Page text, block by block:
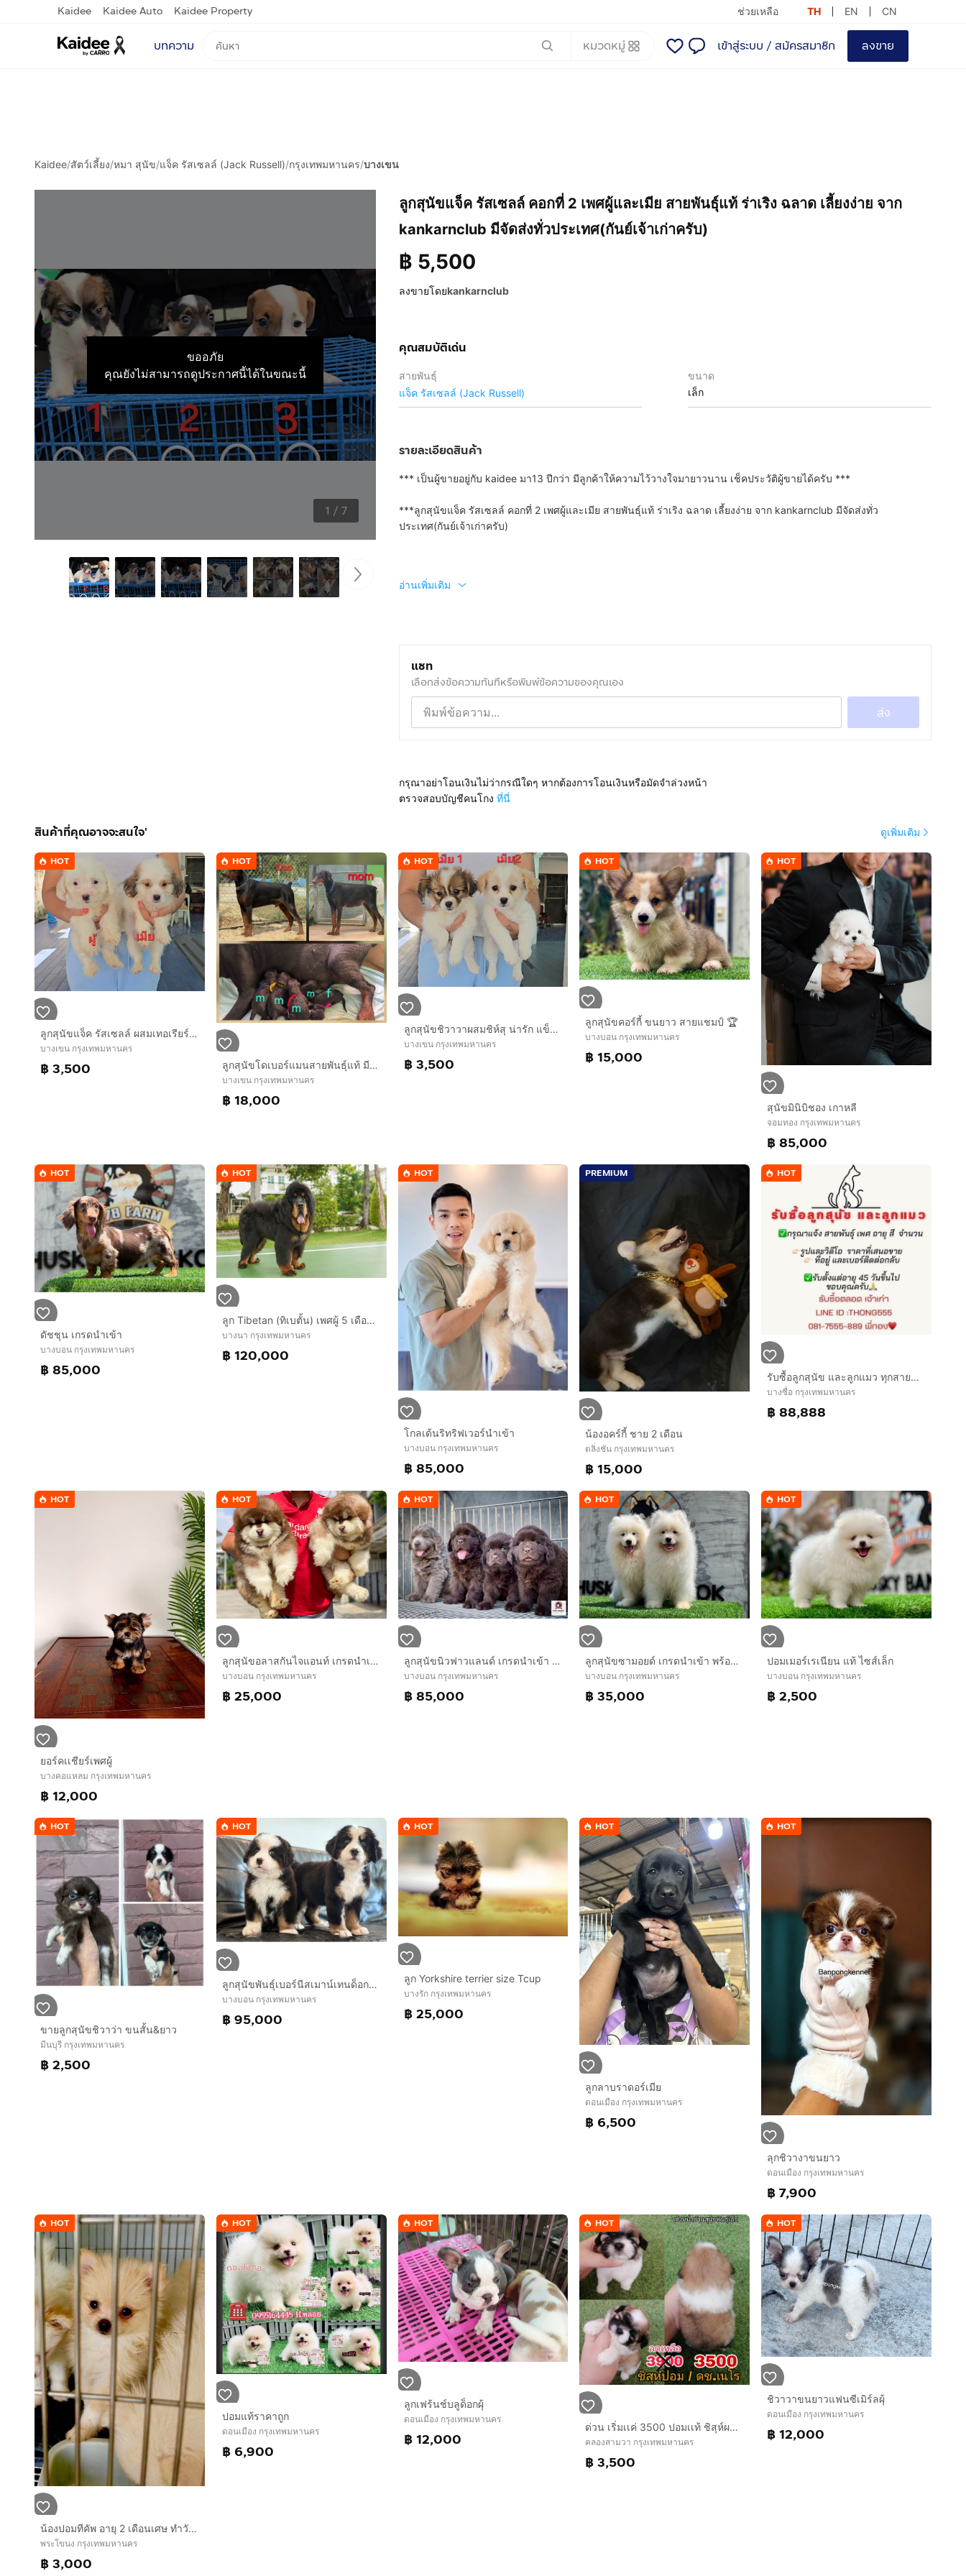
Kaidee Kaidee Auto Kaidee Property ช่วยเหลือ TH EN CN
บทความ หมวดหมู่ เข้าสู่ระบบ / สมัครสมาชิก ลงขาย
Kaidee/สัตว์เลี้ยง/หมา สุนัข/แจ็ค รัสเซลล์ (Jack Russell)/กรุงเทพมหานคร/บางเขน
ขออภัย
คุณยังไม่สามารถดูประกาศนี้ได้ในขณะนี้
1 / 7
ลูกสุนัขแจ็ค รัสเซลล์ คอกที่ 2 เพศผู้และเมีย สายพันธุ์แท้ ร่าเริง ฉลาด เลี้ยงง่าย จาก
kankarnclub มีจัดส่งทั่วประเทศ(กันย์เจ้าเก่าครับ)
฿ 5,500
ลงขายโดยkankarnclub
คุณสมบัติเด่น
สายพันธุ์
แจ็ค รัสเซลล์ (Jack Russell)
ขนาด
เล็ก
รายละเอียดสินค้า
*** เป็นผู้ขายอยู่กับ kaidee มา13 ปีกว่า มีลูกค้าให้ความไว้วางใจมายาวนาน เช็คประวัติผู้ขายได้ครับ ***
***ลูกสุนัขแจ็ค รัสเซลล์ คอกที่ 2 เพศผู้และเมีย สายพันธุ์แท้ ร่าเริง ฉลาด เลี้ยงง่าย จาก kankarnclub มีจัดส่งทั่ว
ประเทศ(กันย์เจ้าเก่าครับ)
อ่านเพิ่มเติม
แชท
เลือกส่งข้อความทันทีหรือพิมพ์ข้อความของคุณเอง
ส่ง
กรุณาอย่าโอนเงินไม่ว่ากรณีใดๆ หากต้องการโอนเงินหรือมัดจำล่วงหน้า
ตรวจสอบบัญชีคนโกง ที่นี่
สินค้าที่คุณอาจจะสนใจ' ดูเพิ่มเติม
HOT
ลูกสุนัขแจ็ค รัสเซลล์ ผสมเทอเรียร์ น่ารัก แข็งแรง เล่นเก่ง จาก kankarnclub มีบริการจัดส่งทั่วประเทศ(กันย์เจ้าเก่าครับ)
บางเขน กรุงเทพมหานคร
฿ 3,500
HOT
ลูกสุนัขโดเบอร์แมนสายพันธุ์แท้ มีใบเพ็ดดีกรี จาก kankarnclub มีจัดส่งทั่วประเทศ(กันย์เจ้าเก่าครับ)
บางเขน กรุงเทพมหานคร
฿ 18,000
HOT
ลูกสุนัขชิวาวาผสมชิห์สุ น่ารัก แข็งแรง ปลอดภัย จาก kankarnclub มีบริการจัดส่งทั่วประเทศ(กันย์เจ้าเก่าครับ)
บางเขน กรุงเทพมหานคร
฿ 3,500
HOT
ลูกสุนัขคอร์กี้ ขนยาว สายแชมป์ 🏆
บางบอน กรุงเทพมหานคร
฿ 15,000
HOT
สุนัขมินิบิชอง เกาหลี
จอมทอง กรุงเทพมหานคร
฿ 85,000
HOT
ดัชชุน เกรดนำเข้า
บางบอน กรุงเทพมหานคร
฿ 85,000
HOT
ลูก Tibetan (ทิเบตั้น) เพศผู้ 5 เดือน พร้อมย้ายบ้าน
บางนา กรุงเทพมหานคร
฿ 120,000
HOT
โกลเด้นริทริฟเวอร์นำเข้า
บางบอน กรุงเทพมหานคร
฿ 85,000
PREMIUM
น้องอคร์กี้ ชาย 2 เดือน
ตลิ่งชัน กรุงเทพมหานคร
฿ 15,000
HOT
รับซื้อลูกสุนัข และลูกแมว ทุกสายพันธุ์ สำหรับลูกแมว
บางซื่อ กรุงเทพมหานคร
฿ 88,888
HOT
ยอร์คเเชียร์เพศผู้
บางคอแหลม กรุงเทพมหานคร
฿ 12,000
HOT
ลูกสุนัขอลาสกันไจแอนท์ เกรดนำเข้า พร้อมใบ
บางบอน กรุงเทพมหานคร
฿ 25,000
HOT
ลูกสุนัขนิวฟาวแลนด์ เกรดนำเข้า พร้อมใบ
บางบอน กรุงเทพมหานคร
฿ 85,000
HOT
ลูกสุนัขซามอยด์ เกรดนำเข้า พร้อมใบ
บางบอน กรุงเทพมหานคร
฿ 35,000
HOT
ปอมเมอร์เรเนียน แท้ ไซส์เล็ก
บางบอน กรุงเทพมหานคร
฿ 2,500
HOT
ขายลูกสุนัขชิวาว่า ขนสั้น&ยาว
มีนบุรี กรุงเทพมหานคร
฿ 2,500
HOT
ลูกสุนัขพันธุ์เบอร์นีสเมาน์เทนด็อกนำเข้า
บางบอน กรุงเทพมหานคร
฿ 95,000
HOT
ลูก Yorkshire terrier size Tcup
บางรัก กรุงเทพมหานคร
฿ 25,000
HOT
ลูกลาบราดอร์เมีย
ดอนเมือง กรุงเทพมหานคร
฿ 6,500
HOT
ลุกชิวางาขนยาว
ดอนเมือง กรุงเทพมหานคร
฿ 7,900
HOT
น้องปอมทีคัพ อายุ 2 เดือนเศษ ทำวัคซีนแล้ว เพศผู้กับเพศเมีย น่ารกวัยกำลังซน
พระโขนง กรุงเทพมหานคร
฿ 3,000
HOT
ปอมแท้ราคาถูก
ดอนเมือง กรุงเทพมหานคร
฿ 6,900
HOT
ลูกเฟร้นช์บลูด็อกผุ้
ดอนเมือง กรุงเทพมหานคร
฿ 12,000
HOT
ด่วน เริ่มเเค่ 3500 ปอมเเท้ ชิสุห์ผสมปอม ไซส์เล็ก พร้อมย้าย
คลองสามวา กรุงเทพมหานคร
฿ 3,500
HOT
ชิวาวาขนยาวแฟนซีเมิร์ลผุ้
ดอนเมือง กรุงเทพมหานคร
฿ 12,000